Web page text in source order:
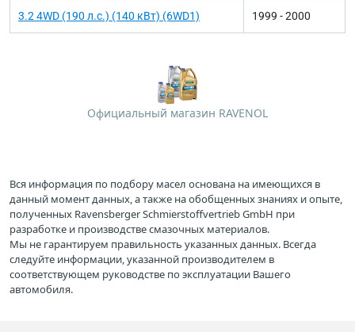
3.2 4WD (190 л.с.) (140 кВт) (6WD1) 1999 - 2000
Официальный магазин RAVENOL
Вся информация по подбору масел основана на имеющихся в
данный момент данных, а также на обобщенных знаниях и опыте,
полученных Ravensberger Schmierstoffvertrieb GmbH при
разработке и производстве смазочных материалов.
Мы не гарантируем правильность указанных данных. Всегда
следуйте информации, указанной производителем в
соответствующем руководстве по эксплуатации Вашего
автомобиля.